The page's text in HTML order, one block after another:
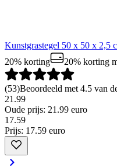
Kunstgrastegel 50 x 50 x 2,5
20% korting
20% korting
(53)Beoordeeld met 4.5 van
21.99
Oude prijs: 21.99 euro
17.59
Prijs: 17.59 euro